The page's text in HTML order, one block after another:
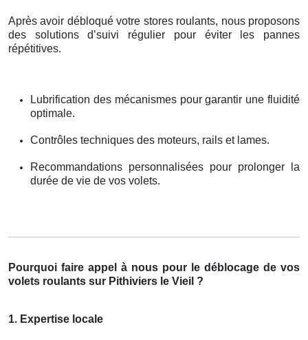
Après avoir débloqué votre stores roulants, nous proposons
des solutions d’suivi régulier pour éviter les pannes
répétitives.
Lubrification des mécanismes pour garantir une fluidité
optimale.
Contrôles techniques des moteurs, rails et lames.
Recommandations personnalisées pour prolonger la
durée de vie de vos volets.
Pourquoi faire appel à nous pour le déblocage de vos
volets roulants sur Pithiviers le Vieil ?
1. Expertise locale